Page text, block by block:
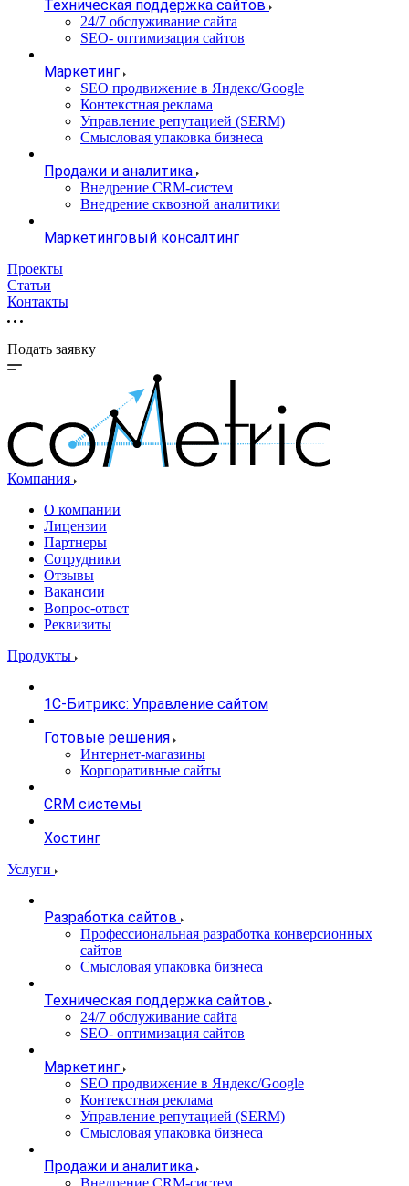
Техническая поддержка сайтов
24/7 обслуживание сайта
SEO- оптимизация сайтов
Маркетинг
SEO продвижение в Яндекс/Google
Контекстная реклама
Управление репутацией (SERM)
Смысловая упаковка бизнеса
Продажи и аналитика
Внедрение CRM-систем
Внедрение сквозной аналитики
Маркетинговый консалтинг
Проекты
Статьи
Контакты
Подать заявку
Компания
О компании
Лицензии
Партнеры
Сотрудники
Отзывы
Вакансии
Вопрос-ответ
Реквизиты
Продукты
1С-Битрикс: Управление сайтом
Готовые решения
Интернет-магазины
Корпоративные сайты
CRM системы
Хостинг
Услуги
Разработка сайтов
Профессиональная разработка конверсионных
сайтов
Смысловая упаковка бизнеса
Техническая поддержка сайтов
24/7 обслуживание сайта
SEO- оптимизация сайтов
Маркетинг
SEO продвижение в Яндекс/Google
Контекстная реклама
Управление репутацией (SERM)
Смысловая упаковка бизнеса
Продажи и аналитика
Внедрение CRM-систем